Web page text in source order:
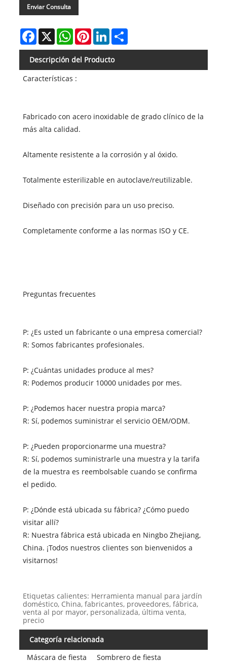
Enviar Consulta
Facebook
X WhatsAppPinterestLinkedInShare
Descripción del Producto
Características :
Fabricado con acero inoxidable de grado clínico de la
más alta calidad.
Altamente resistente a la corrosión y al óxido.
Totalmente esterilizable en autoclave/reutilizable.
Diseñado con precisión para un uso preciso.
Completamente conforme a las normas ISO y CE.
Preguntas frecuentes
P: ¿Es usted un fabricante o una empresa comercial?
R: Somos fabricantes profesionales.
P: ¿Cuántas unidades produce al mes?
R: Podemos producir 10000 unidades por mes.
P: ¿Podemos hacer nuestra propia marca?
R: Sí, podemos suministrar el servicio OEM/ODM.
P: ¿Pueden proporcionarme una muestra?
R: Sí, podemos suministrarle una muestra y la tarifa
de la muestra es reembolsable cuando se confirma
el pedido.
P: ¿Dónde está ubicada su fábrica? ¿Cómo puedo
visitar allí?
R: Nuestra fábrica está ubicada en Ningbo Zhejiang,
China. ¡Todos nuestros clientes son bienvenidos a
visitarnos!
Etiquetas calientes: Herramienta manual para jardín
doméstico, China, fabricantes, proveedores, fábrica,
venta al por mayor, personalizada, última venta,
precio
Categoría relacionada
Máscara de fiesta
Sombrero de fiesta